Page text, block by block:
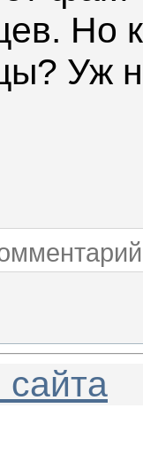
Но
Уж